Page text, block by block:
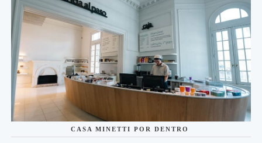
CASA MINETTI POR DENTRO